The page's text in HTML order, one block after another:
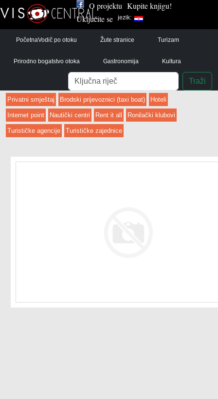
O projektu Kupite knjigu!
Uključite se
jezik:
PočetnaVodič po otoku Žute stranice Turizam
Prirodno bogatstvo otoka Gastronomija Kultura
Pretraga
Traži
Privatni smještaj Brodski prijevoznici (taxi boat) Hoteli
Internet point Nautički centri Rent it all Ronilački klubovi
Turističke agencije Turističke zajednice